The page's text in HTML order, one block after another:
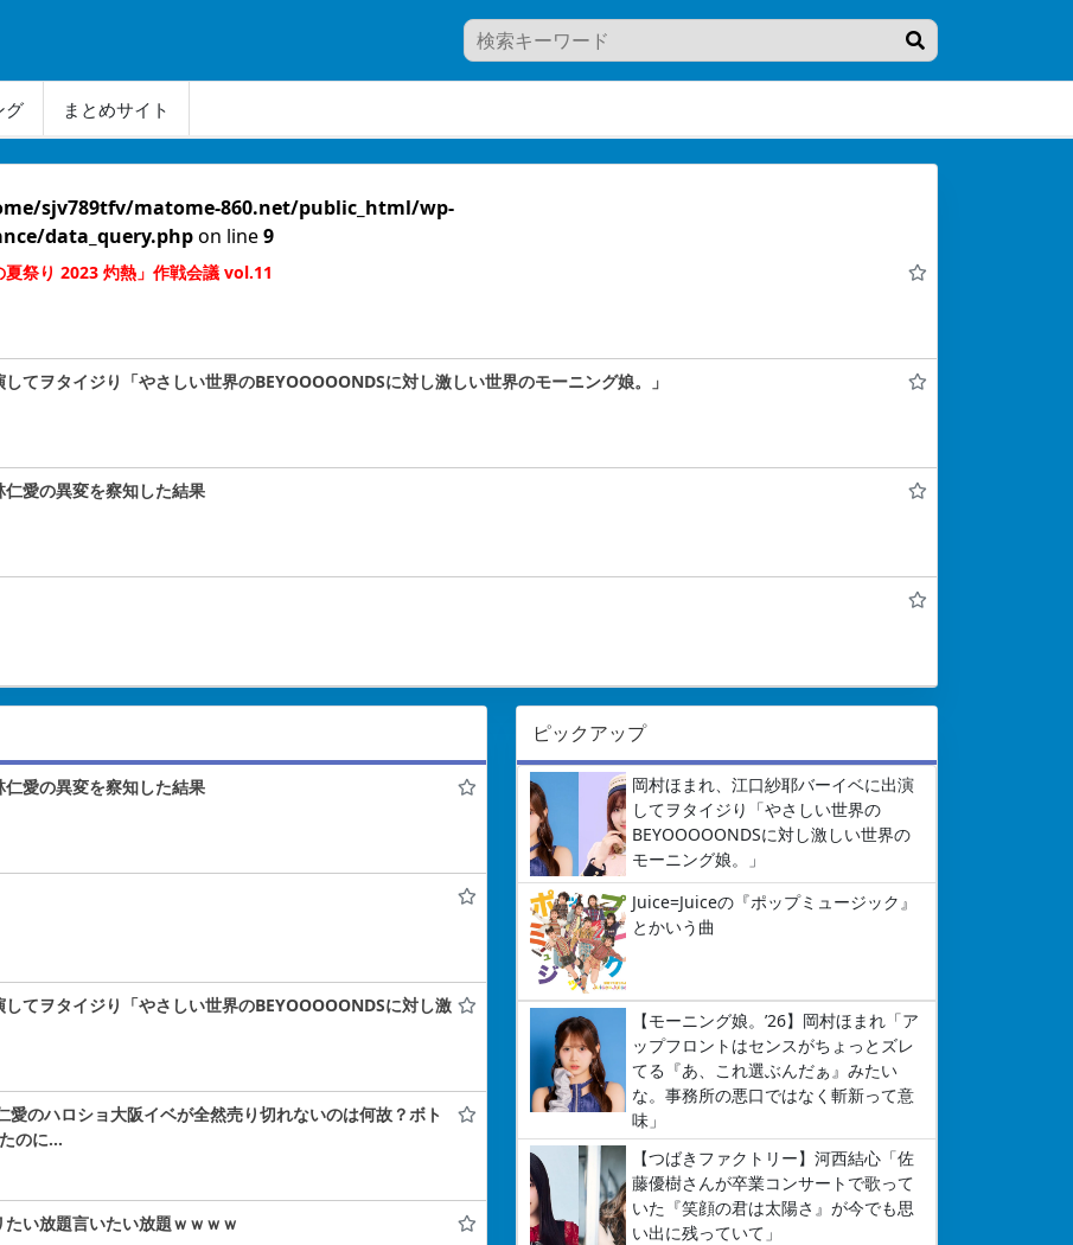
グ まとめサイト
sjv789tfv/matome-860.net/public_html/wp-
data_query.phpon line9
夏祭り 2023 灼熱」作戦会議 vol.11
てヲタイジり「やさしい世界のBEYOOOOONDSに対し激しい世界のモーニング娘。」
仁愛の異変を察知した結果
ピックアップ
岡村ほまれ、江口紗耶バーイベに出演
してヲタイジり「やさしい世界の
BEYOOOOONDSに対し激しい世界の
モーニング娘。」
Juice=Juiceの『ポップミュージック』
とかいう曲
【モーニング娘。’26】岡村ほまれ「ア
ップフロントはセンスがちょっとズレ
てる『あ、これ選ぶんだぁ』みたい
な。事務所の悪口ではなく斬新って意
味」
【つばきファクトリー】河西結心「佐
藤優樹さんが卒業コンサートで歌って
いた『笑顔の君は太陽さ』が今でも思
い出に残っていて」
仁愛の異変を察知した結果
てヲタイジり「やさしい世界のBEYOOOOONDSに対し激
のハロショ大阪イベが全然売り切れないのは何故？ボト
のに…
い放題言いたい放題ｗｗｗｗ